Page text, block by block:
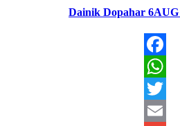
Dainik Dopahar 6AUG
Twitter